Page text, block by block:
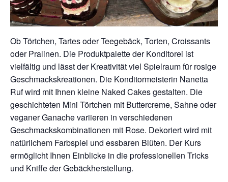
Ob Törtchen, Tartes oder Teegebäck, Torten, Croissants
oder Pralinen. Die Produktpalette der Konditorei ist
vielfältig und lässt der Kreativität viel Spielraum für rosige
Geschmackskreationen. Die Konditormeisterin Nanetta
Ruf wird mit Ihnen kleine Naked Cakes gestalten. Die
geschichteten Mini Törtchen mit Buttercreme, Sahne oder
veganer Ganache variieren in verschiedenen
Geschmackskombinationen mit Rose. Dekoriert wird mit
natürlichem Farbspiel und essbaren Blüten. Der Kurs
ermöglicht Ihnen Einblicke in die professionellen Tricks
und Kniffe der Gebäckherstellung.